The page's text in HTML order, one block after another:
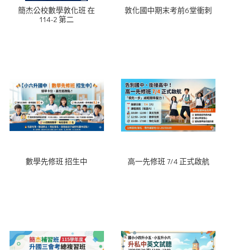
簡杰公校數學敦化班 在
114-2 第二
敦化國中期末考前6堂衝刺
數學先修班 招生中 高一先修班 7/4 正式啟航